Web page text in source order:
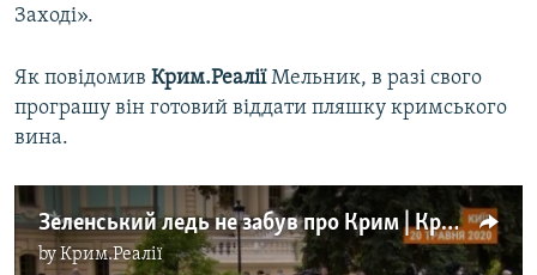
Заході».
Як повідомив Крим.РеаліїМельник, в разі свого
програшу він готовий віддати пляшку кримського
вина.
Зеленський ледь не забув про Крим | Крим.Реалії (відео)
byКрим.Реалії